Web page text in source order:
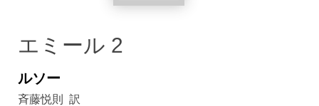
エミール 2
ルソー
斉藤悦則 訳